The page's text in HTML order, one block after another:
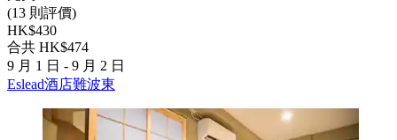
(13 則評價)
HK$430
合共 HK$474
9 月 1 日 - 9 月 2 日
Eslead酒店難波東